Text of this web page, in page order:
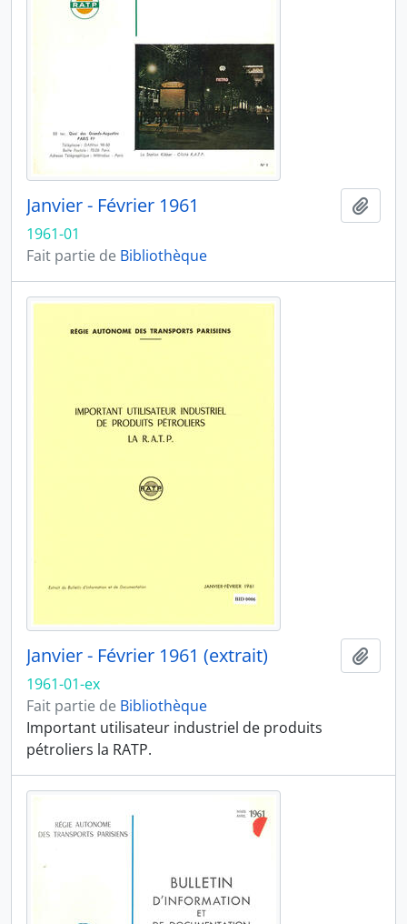
Janvier - Février 1961
1961-01
Fait partie de Bibliothèque
Janvier - Février 1961 (extrait)
1961-01-ex
Fait partie de Bibliothèque
Important utilisateur industriel de produits
pétroliers la RATP.